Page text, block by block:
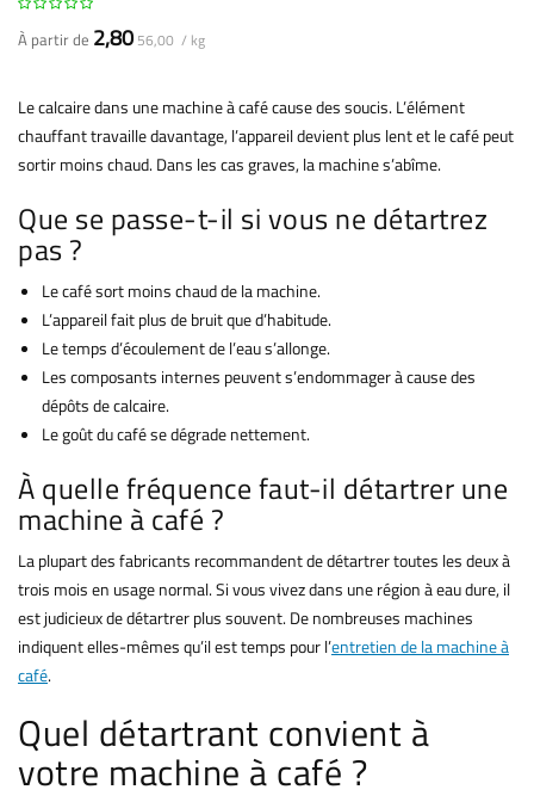
À partir de 2,80 56,00 / kg
Le calcaire dans une machine à café cause des soucis. L’élément
chauffant travaille davantage, l’appareil devient plus lent et le café peut
sortir moins chaud. Dans les cas graves, la machine s’abîme.
Que se passe-t-il si vous ne détartrez
pas ?
Le café sort moins chaud de la machine.
L’appareil fait plus de bruit que d’habitude.
Le temps d’écoulement de l’eau s’allonge.
Les composants internes peuvent s’endommager à cause des
dépôts de calcaire.
Le goût du café se dégrade nettement.
À quelle fréquence faut-il détartrer une
machine à café ?
La plupart des fabricants recommandent de détartrer toutes les deux à
trois mois en usage normal. Si vous vivez dans une région à eau dure, il
est judicieux de détartrer plus souvent. De nombreuses machines
indiquent elles-mêmes qu’il est temps pour l’entretien de la machine à
café.
Quel détartrant convient à
votre machine à café ?